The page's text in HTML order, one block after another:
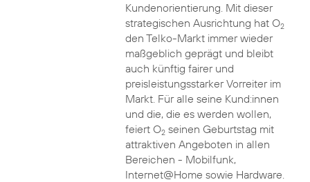
Kundenorientierung. Mit dieser
strategischen Ausrichtung hat O2
den Telko-Markt immer wieder
maßgeblich geprägt und bleibt
auch künftig fairer und
preisleistungsstarker Vorreiter im
Markt. Für alle seine Kund:innen
und die, die es werden wollen,
feiert O2seinen Geburtstag mit
attraktiven Angeboten in allen
Bereichen - Mobilfunk,
Internet@Home sowie Hardware.